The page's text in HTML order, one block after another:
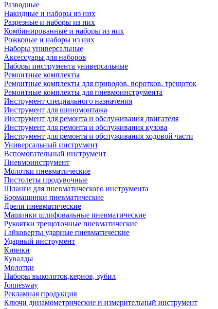
Разводные
Накидные и наборы из них
Разрезные и наборы из них
Комбинированные и наборы из них
Рожковые и наборы из них
Наборы универсальные
Аксессуары для наборов
Наборы инструмента универсальные
Ремонтные комплекты
Ремонтные комплекты для приводов, воротков, трещоток
Ремонтные комплекты для пневмоинструмента
Инструмент специального назначения
Инструмент для шиномонтажа
Инструмент для ремонта и обслуживания двигателя
Инструмент для ремонта и обслуживания кузова
Инструмент для ремонта и обслуживания ходовой части
Универсальный инструмент
Вспомогательный инструмент
Пневмоинструмент
Молотки пневматические
Пистолеты продувочные
Шланги для пневматического инструмента
Бормашинки пневматические
Дрели пневматические
Машинки шлифовальные пневматические
Рукоятки трещоточные пневматические
Гайковерты ударные пневматические
Ударный инструмент
Киянки
Кувалды
Молотки
Наборы выколоток,кернов, зубил
Jonnesway
Рекламная продукция
Ключи динамометрические и измерительный инструмент